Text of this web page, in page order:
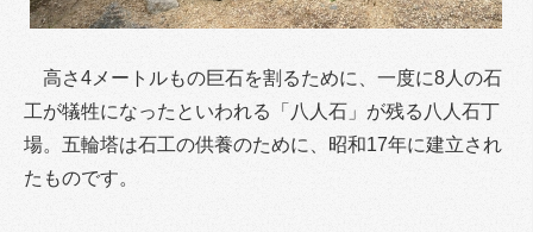
高さ4メートルもの巨石を割るために、一度に8人の石
工が犠牲になったといわれる「八人石」が残る八人石丁
場。五輪塔は石工の供養のために、昭和17年に建立され
たものです。